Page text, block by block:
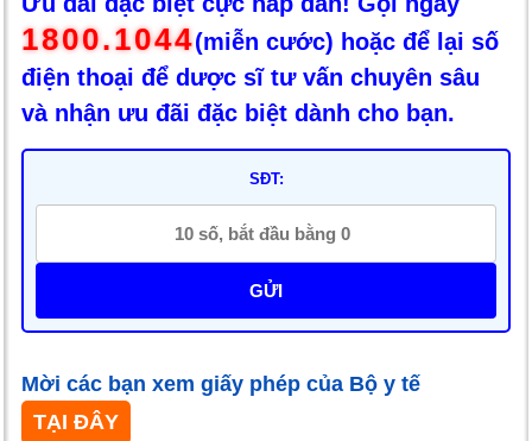
1800.1044(miễn cước) hoặc để lại số
điện thoại để dược sĩ tư vấn chuyên sâu
và nhận ưu đãi đặc biệt dành cho bạn.
SĐT:
GỬI
Mời các bạn xem giấy phép của Bộ y tế
TẠI ĐÂY